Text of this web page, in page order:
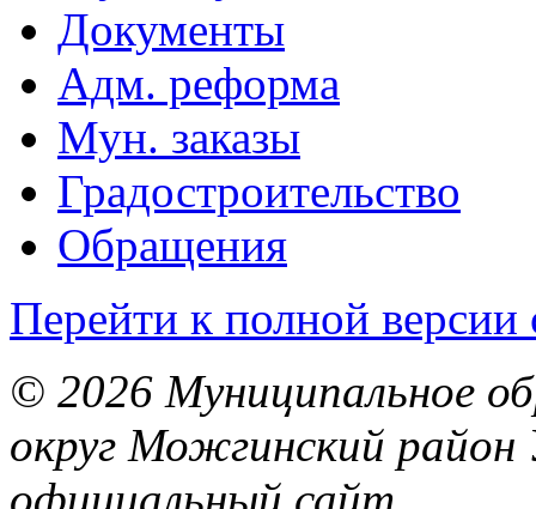
Документы
Адм. реформа
Мун. заказы
Градостроительство
Обращения
Перейти к полной версии
© 2026 Муниципальное
округ Можгинский район
официальный сайт